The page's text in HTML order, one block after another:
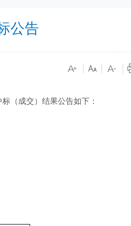
公告
（成交）结果公告如下：